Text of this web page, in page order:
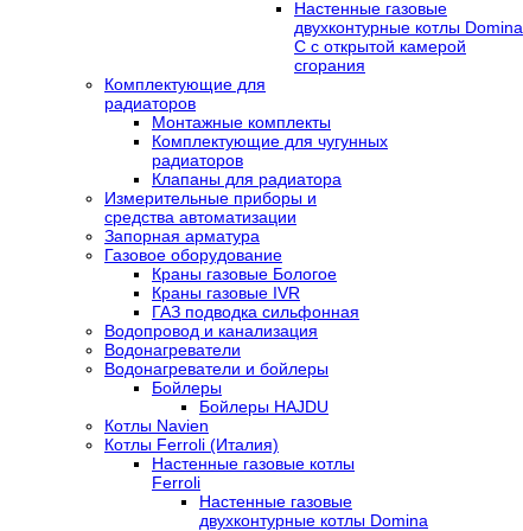
Настенные газовые
двухконтурные котлы Domina
C с открытой камерой
сгорания
Комплектующие для
радиаторов
Монтажные комплекты
Комплектующие для чугунных
радиаторов
Клапаны для радиатора
Измерительные приборы и
средства автоматизации
Запорная арматура
Газовое оборудование
Краны газовые Бологое
Краны газовые IVR
ГАЗ подводка сильфонная
Водопровод и канализация
Водонагреватели
Водонагреватели и бойлеры
Бойлеры
Бойлеры HAJDU
Котлы Navien
Котлы Ferroli (Италия)
Настенные газовые котлы
Ferroli
Настенные газовые
двухконтурные котлы Domina